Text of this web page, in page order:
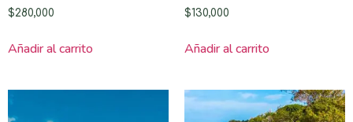
$280,000
Añadir al carrito
$130,000
Añadir al carrito